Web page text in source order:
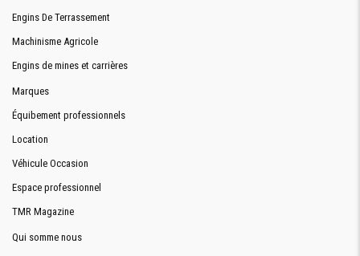
Engins De Terrassement
Machinisme Agricole
Engins de mines et carrières
Marques
Équibement professionnels
Location
Véhicule Occasion
Espace professionnel
TMR Magazine
Qui somme nous